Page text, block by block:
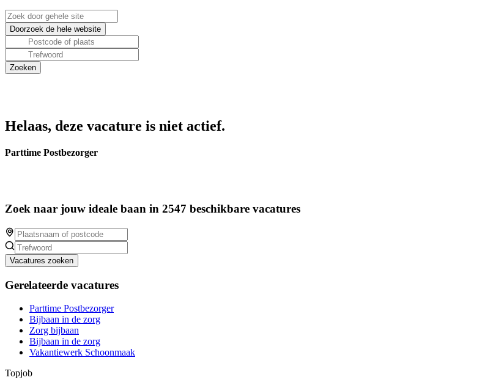
Helaas, deze vacature is niet actief.
Parttime Postbezorger
Zoek naar jouw ideale baan in 2547 beschikbare vacatures
Vacatures zoeken
Gerelateerde vacatures
Parttime Postbezorger
Bijbaan in de zorg
Zorg bijbaan
Bijbaan in de zorg
Vakantiewerk Schoonmaak
Topjob